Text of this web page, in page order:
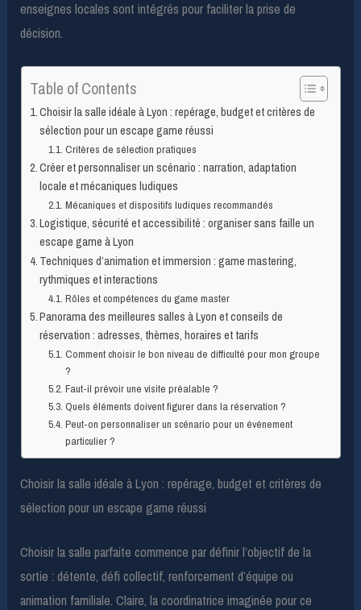
enseignes locales sont intégrés pour faciliter la prise de
décision.
Table of Contents
Choisir la salle idéale à Lyon : repérage, budget et critères de
sélection pour un escape game réussi
Critères de sélection pratiques
Créer et personnaliser un scénario : narration, adaptation
locale et mécaniques ludiques
Mécaniques et dispositifs ludiques recommandés
Logistique, sécurité et accessibilité : organiser sans faille un
escape game à Lyon
Techniques d’animation et immersion : game mastering,
rythmiques et interactions
Rôles et compétences du game master
Panorama des meilleures salles à Lyon et conseils de
réservation : adresses, thèmes, horaires et tarifs
Comment choisir le bon niveau de difficulté pour mon groupe
?
Faut-il prévoir une visite préalable ?
Quels éléments doivent figurer dans la réservation ?
Peut-on personnaliser un scénario pour un événement
particulier ?
Choisir la salle idéale à Lyon : repérage, budget et critères de
sélection pour un escape game réussi
Choisir la salle parfaite commence par définir l’objectif de la
sortie : détente, défi collectif, renforcement d’équipe ou
animation familiale. Claire, la coordinatrice imaginée pour ce